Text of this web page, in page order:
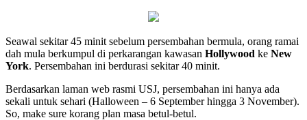
Seawal sekitar 45 minit sebelum persembahan bermula, orang ramai
dah mula berkumpul di perkarangan kawasan Hollywood ke New
York. Persembahan ini berdurasi sekitar 40 minit.
Berdasarkan laman web rasmi USJ, persembahan ini hanya ada
sekali untuk sehari (Halloween – 6 September hingga 3 November).
So, make sure korang plan masa betul-betul.